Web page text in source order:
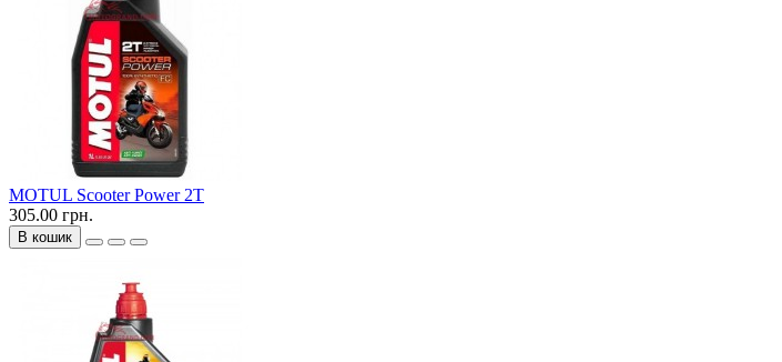
MOTUL Scooter Power 2T
305.00 грн.
В кошик